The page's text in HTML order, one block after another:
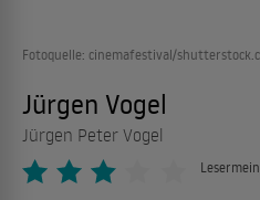
Fotoquelle: cinemafestival/
Jürgen Vogel
Jürgen Peter Vogel